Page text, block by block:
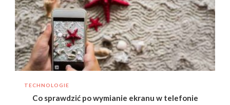
TECHNOLOGIE
Co sprawdzić po wymianie ekranu w telefonie